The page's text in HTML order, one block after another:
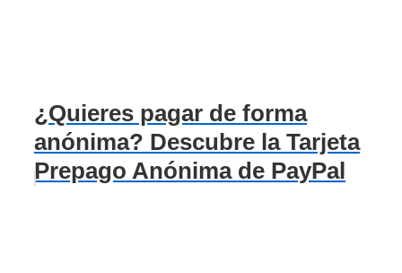
¿Quieres pagar de forma
anónima? Descubre la Tarjeta
Prepago Anónima de PayPal